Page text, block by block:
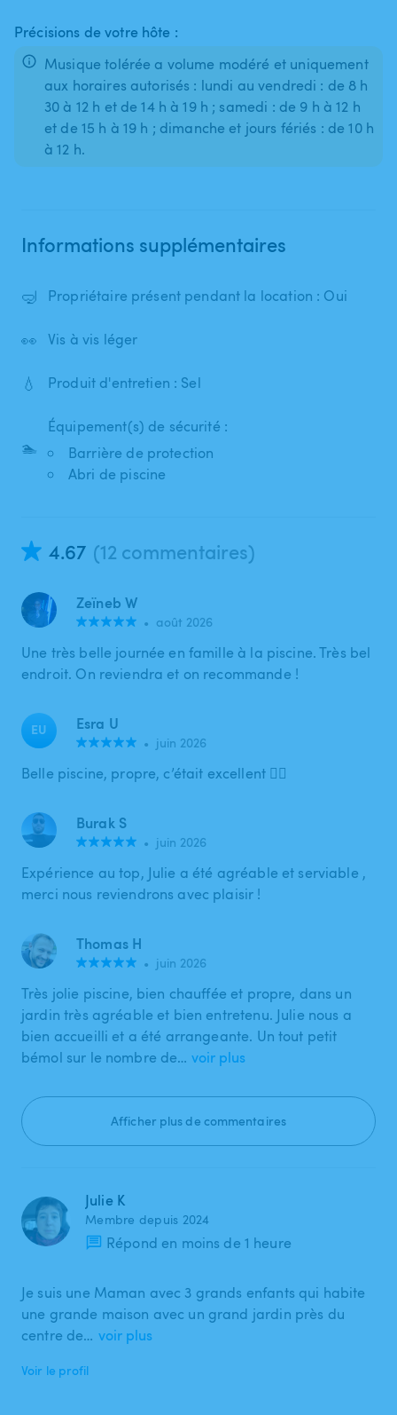
Précisions de votre hôte :
Musique tolérée a volume modéré et uniquement
aux horaires autorisés : lundi au vendredi : de 8 h
30 à 12 h et de 14 h à 19 h ; samedi : de 9 h à 12 h
et de 15 h à 19 h ; dimanche et jours fériés : de 10 h
Informations supplémentaires
🤿 Propriétaire présent pendant la location : Oui
👀 Vis à vis léger
💧 Produit d'entretien : Sel
🏊
Équipement(s) de sécurité :
Barrière de protection
Abri de piscine
4.67 (12 commentaires)
Zeïneb W
• août 2026
Une très belle journée en famille à la piscine. Très bel
endroit. On reviendra et on recommande !
EU Esra U
• juin 2026
Belle piscine, propre, c’était excellent 👌🏻
Burak S
• juin 2026
Expérience au top, Julie a été agréable et serviable ,
merci nous reviendrons avec plaisir !
Thomas H
• juin 2026
Très jolie piscine, bien chauffée et propre, dans un
jardin très agréable et bien entretenu. Julie nous a
bien accueilli et a été arrangeante. Un tout petit
bémol sur le nombre de… voir plus
Afficher plus de commentaires
Julie K
Membre depuis 2024
Répond en moins de 1 heure
Je suis une Maman avec 3 grands enfants qui habite
une grande maison avec un grand jardin près du
centre de… voir plus
Voir le profil